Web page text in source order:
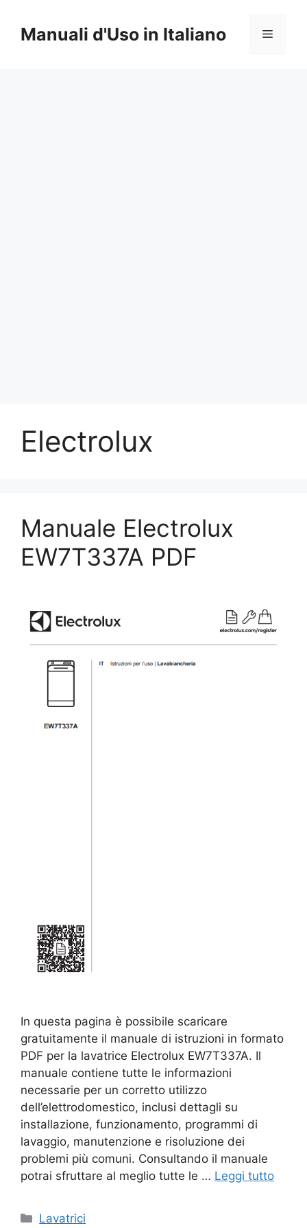
contenuto
Manuali d'Uso in Italiano Menu
Electrolux
Manuale Electrolux
EW7T337A PDF
In questa pagina è possibile scaricare
gratuitamente il manuale di istruzioni in formato
PDF per la lavatrice Electrolux EW7T337A. Il
manuale contiene tutte le informazioni
necessarie per un corretto utilizzo
dell’elettrodomestico, inclusi dettagli su
installazione, funzionamento, programmi di
lavaggio, manutenzione e risoluzione dei
problemi più comuni. Consultando il manuale
potrai sfruttare al meglio tutte le … Leggi tutto
Categorie
Lavatrici